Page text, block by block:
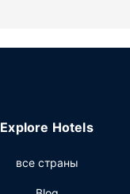
такими как
следующие
игровой зал
Explore Hotels
все страны